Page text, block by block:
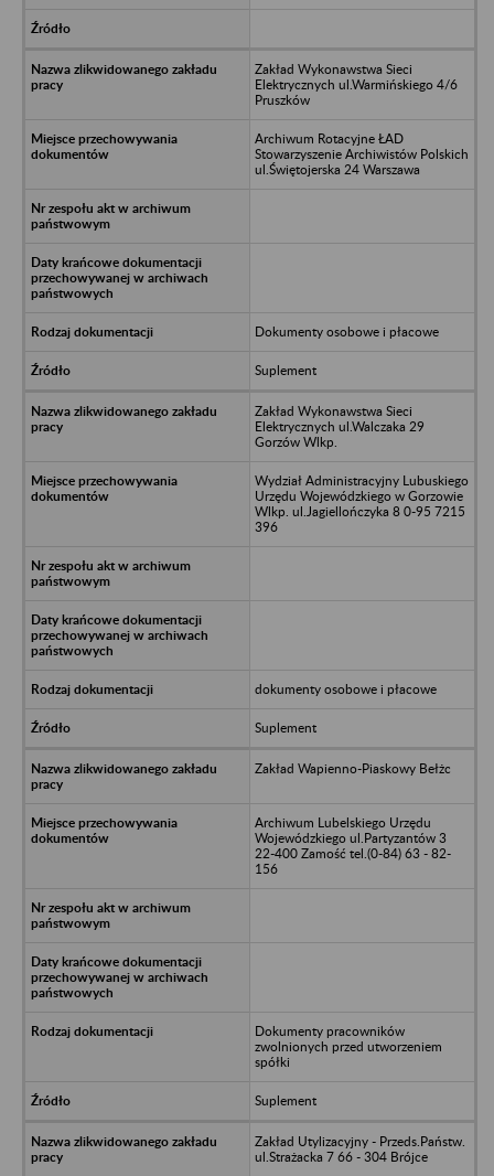
Zakład Wykonawstwa Sieci
Elektrycznych ul.Warmińskiego 4/6
Pruszków
Archiwum Rotacyjne ŁAD
Stowarzyszenie Archiwistów Polskich
ul.Świętojerska 24 Warszawa
Dokumenty osobowe i płacowe
Suplement
Zakład Wykonawstwa Sieci
Elektrycznych ul.Walczaka 29
Gorzów Wlkp.
Wydział Administracyjny Lubuskiego
Urzędu Wojewódzkiego w Gorzowie
Wlkp. ul.Jagiellończyka 8 0-95 7215
396
dokumenty osobowe i płacowe
Suplement
Zakład Wapienno-Piaskowy Bełżc
Archiwum Lubelskiego Urzędu
Wojewódzkiego ul.Partyzantów 3
22-400 Zamość tel.(0-84) 63 - 82-
156
Dokumenty pracowników
zwolnionych przed utworzeniem
spółki
Suplement
Zakład Utylizacyjny - Przeds.Państw.
ul.Strażacka 7 66 - 304 Brójce